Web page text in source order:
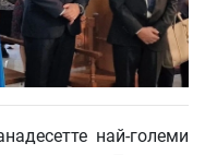
най-големи